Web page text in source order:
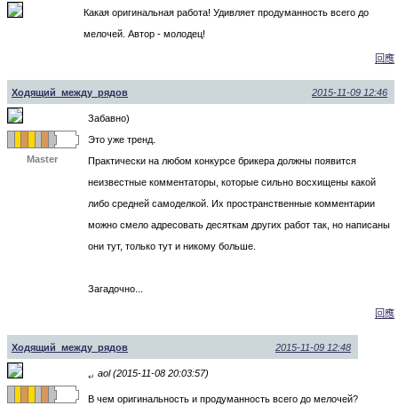
Какая оригинальная работа! Удивляет продуманность всего до
мелочей. Автор - молодец!
回應
Ходящий_между_рядов 2015-11-09 12:46
Master
Забавно)
Это уже тренд.
Практически на любом конкурсе брикера должны появится
неизвестные комментаторы, которые сильно восхищены какой
либо средней самоделкой. Их пространственные комментарии
можно смело адресовать десяткам других работ так, но написаны
они тут, только тут и никому больше.
Загадочно...
回應
Ходящий_между_рядов 2015-11-09 12:48
↵ aol (2015-11-08 20:03:57)
В чем оригинальность и продуманность всего до мелочей?